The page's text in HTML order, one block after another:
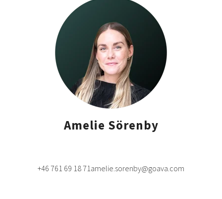
Amelie Sörenby
+46 761 69 18 71 amelie.sorenby@goava.com